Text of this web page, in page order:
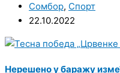
Сомбор, Спорт
22.10.2022
Нерешено у баражу